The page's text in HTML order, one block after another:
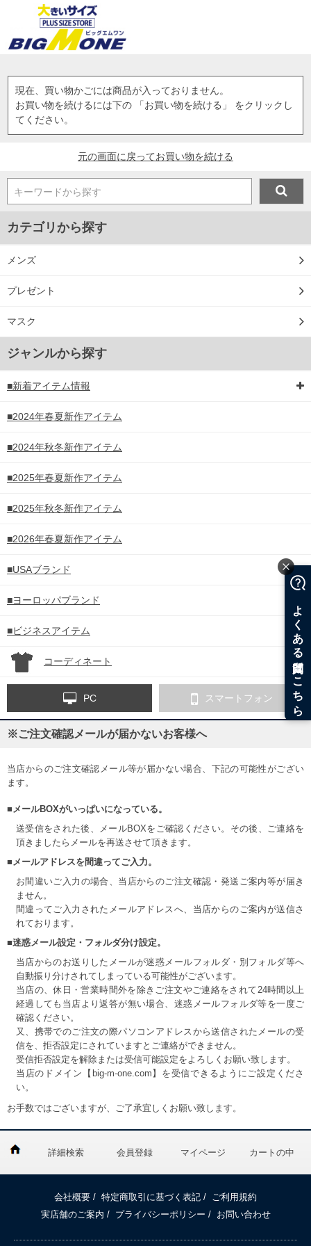
現在、買い物かごには商品が入っておりません。
お買い物を続けるには下の 「お買い物を続ける」 をクリックし
てください。
元の画面に戻ってお買い物を続ける
キーワードから探す
カテゴリから探す
メンズ
プレゼント
マスク
ジャンルから探す
■新着アイテム情報
■2024年春夏新作アイテム
■2024年秋冬新作アイテム
■2025年春夏新作アイテム
■2025年秋冬新作アイテム
■2026年春夏新作アイテム
■USAブランド
■ヨーロッパブランド
■ビジネスアイテム
コーディネート
PC スマートフォン
※ご注文確認メールが届かないお客様へ
当店からのご注文確認メール等が届かない場合、下記の可能性がござい
ます。
■メールBOXがいっぱいになっている。
送受信をされた後、メールBOXをご確認ください。その後、ご連絡を
頂きましたらメールを再送させて頂きます。
■メールアドレスを間違ってご入力。
お間違いご入力の場合、当店からのご注文確認・発送ご案内等が届き
ません。
間違ってご入力されたメールアドレスへ、当店からのご案内が送信さ
れております。
■迷惑メール設定・フォルダ分け設定。
当店からのお送りしたメールが迷惑メールフォルダ・別フォルダ等へ
自動振り分けされてしまっている可能性がございます。
当店の、休日・営業時間外を除きご注文やご連絡をされて24時間以上
経過しても当店より返答が無い場合、迷惑メールフォルダ等を一度ご
確認ください。
又、携帯でのご注文の際パソコンアドレスから送信されたメールの受
信を、拒否設定にされていますとご連絡ができません。
受信拒否設定を解除または受信可能設定をよろしくお願い致します。
当店のドメイン【big-m-one.com】を受信できるようにご設定くださ
い。
お手数ではございますが、ご了承宜しくお願い致します。
詳細検索 会員登録 マイページ カートの中
会社概要 / 特定商取引に基づく表記 /
ご利用規約
実店舗のご案内 / プライバシーポリシー / お問い合わせ